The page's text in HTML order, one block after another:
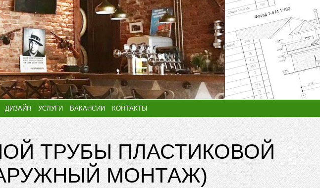
ДИЗАЙН УСЛУГИ ВАКАНСИИ КОНТАКТЫ
ТРУБЫ ПЛАСТИКОВОЙ
МОНТАЖ)